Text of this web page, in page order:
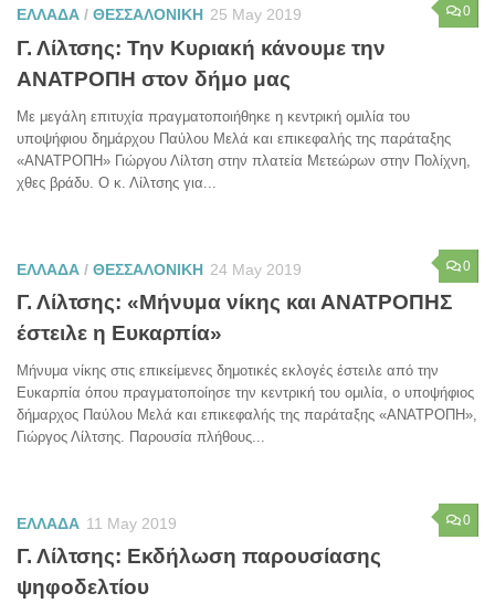
0
ΕΛΛΑΔΑ / ΘΕΣΣΑΛΟΝΙΚΗ 25 May 2019
Γ. Λίλτσης: Την Κυριακή κάνουμε την
ΑΝΑΤΡΟΠΗ στον δήμο μας
Με μεγάλη επιτυχία πραγματοποιήθηκε η κεντρική ομιλία του
υποψήφιου δημάρχου Παύλου Μελά και επικεφαλής της παράταξης
«ΑΝΑΤΡΟΠΗ» Γιώργου Λίλτση στην πλατεία Μετεώρων στην Πολίχνη,
χθες βράδυ. Ο κ. Λίλτσης για...
0
ΕΛΛΑΔΑ / ΘΕΣΣΑΛΟΝΙΚΗ 24 May 2019
Γ. Λίλτσης: «Μήνυμα νίκης και ΑΝΑΤΡΟΠΗΣ
έστειλε η Ευκαρπία»
Μήνυμα νίκης στις επικείμενες δημοτικές εκλογές έστειλε από την
Ευκαρπία όπου πραγματοποίησε την κεντρική του ομιλία, ο υποψήφιος
δήμαρχος Παύλου Μελά και επικεφαλής της παράταξης «ΑΝΑΤΡΟΠΗ»,
Γιώργος Λίλτσης. Παρουσία πλήθους...
0
ΕΛΛΑΔΑ 11 May 2019
Γ. Λίλτσης: Εκδήλωση παρουσίασης
ψηφοδελτίου